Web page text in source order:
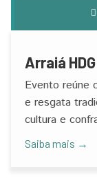
Arraiá
Evento reúne
e resgata
cultura e
Saiba mais →